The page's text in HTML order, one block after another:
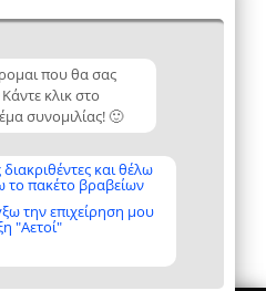
που θα σας
κλικ στο
συνομιλίας! 🙂
και θέλω
πακέτο βραβείων
την επιχείρηση μου
"Αετοί"